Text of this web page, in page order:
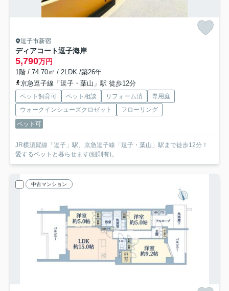
逗子市新宿
ディアコート逗子海岸
5,790万円
1階 / 74.70㎡ / 2LDK /築26年
京急逗子線「逗子・葉山」駅 徒歩12分
ペット飼育可 ペット相談 リフォーム済
専用庭
ウォークインシューズクロゼット
フローリング
ペット可
JR横須賀線「逗子」駅、京急逗子線「逗子・葉山」駅まで徒歩12分！
愛するペットと暮らせます(細則有)。
中古マンション